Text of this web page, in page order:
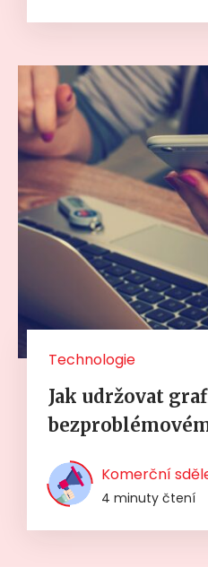
Technologie
Jak udržovat
Komerční
4 minuty čtení